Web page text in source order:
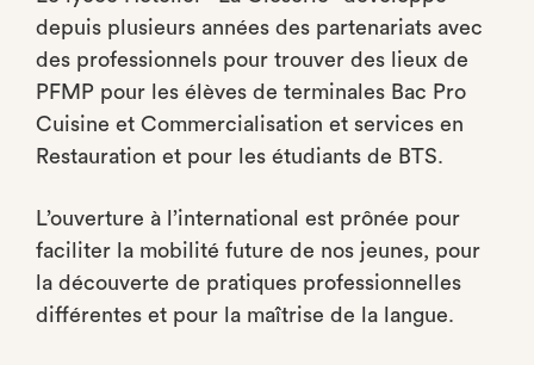
depuis plusieurs années des partenariats avec
des professionnels pour trouver des lieux de
PFMP pour les élèves de terminales Bac Pro
Cuisine et Commercialisation et services en
Restauration et pour les étudiants de BTS.
L’ouverture à l’international est prônée pour
faciliter la mobilité future de nos jeunes, pour
la découverte de pratiques professionnelles
différentes et pour la maîtrise de la langue.